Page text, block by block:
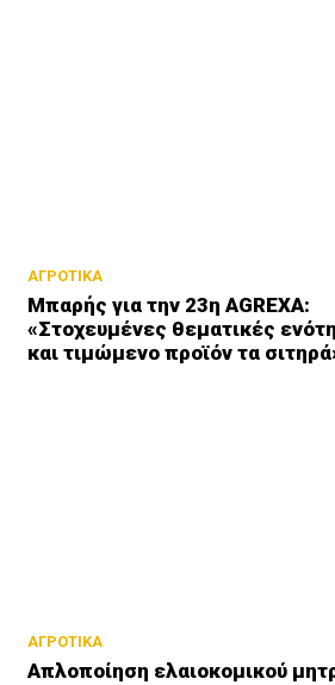
ΑΓΡΟΤΙΚΑ
Μπαρής για την 23η AGREXA:
«Στοχευμένες θεματικές
και τιμώμενο προϊόν τα
ΑΓΡΟΤΙΚΑ
Απλοποίηση ελαιοκομικού